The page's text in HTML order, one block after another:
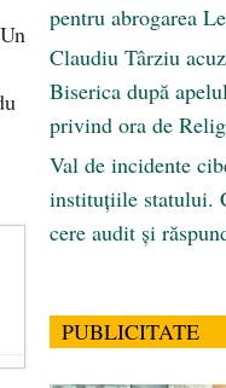
pentru abrogarea
Claudiu Târziu
Biserica după
privind ora de
Val de incidente
instituțiile statului.
cere audit și
PUBLICITATE